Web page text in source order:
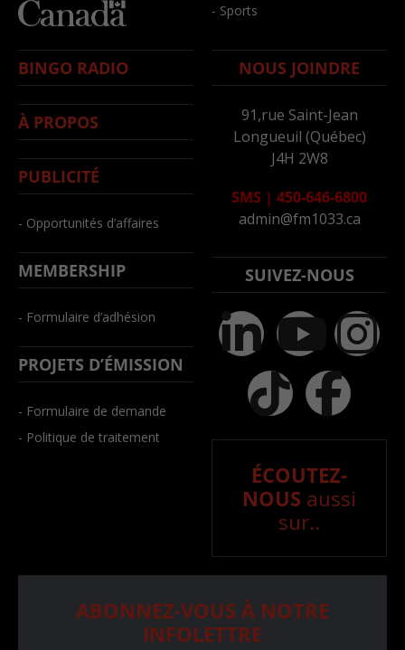
- Sports
BINGO RADIO
À PROPOS
PUBLICITÉ
- Opportunités d’affaires
MEMBERSHIP
- Formulaire d’adhésion
PROJETS D’ÉMISSION
- Formulaire de demande
- Politique de traitement
NOUS JOINDRE
91,rue Saint-Jean
Longueuil (Québec)
J4H 2W8
SMS | 450-646-6800
admin@fm1033.ca
SUIVEZ-NOUS
ÉCOUTEZ-
NOUS aussi
sur..
ABONNEZ-VOUS À NOTRE
INFOLETTRE